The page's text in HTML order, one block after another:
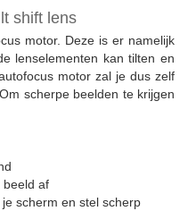
shift lens
motor. Deze is er namelijk
lenselementen kan tilten en
motor zal je dus zelf
scherpe beelden te krijgen
beeld af
scherm en stel scherp